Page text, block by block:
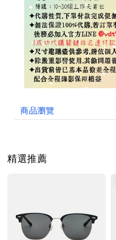
商品瀏覽
精選推薦